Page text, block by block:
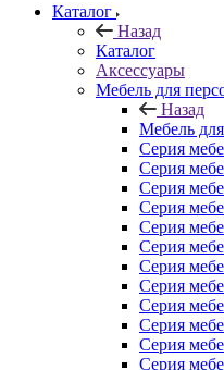
Каталог
Назад
Каталог
Аксессуары
Мебель для
Назад
Мебель
Серия
Серия
Серия
Серия
Серия
Серия
Серия
Серия
Серия
Серия
Серия
Серия